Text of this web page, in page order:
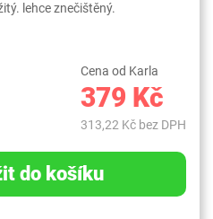
lehce znečištěný.
Cena od Karla
379 Kč
313,22 Kč bez DPH
do košíku